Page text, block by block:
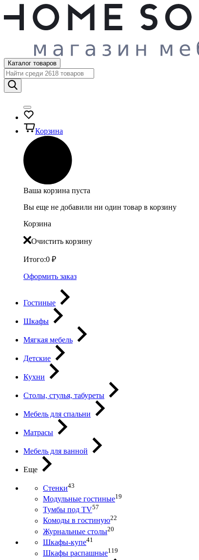
Каталог товаров
Корзина
Ваша корзина пуста
Вы еще не добавили ни один товар в корзину
Корзина
Очистить корзину
Итого:0 ₽
Оформить заказ
Гостиные
Шкафы
Мягкая мебель
Детские
Кухни
Столы, стулья, табуреты
Мебель для спальни
Матрасы
Мебель для ванной
Еще
Стенки43
Модульные гостиные19
Тумбы под ТV57
Комоды в гостиную22
Журнальные столы20
Шкафы-купе41
Шкафы распашные119